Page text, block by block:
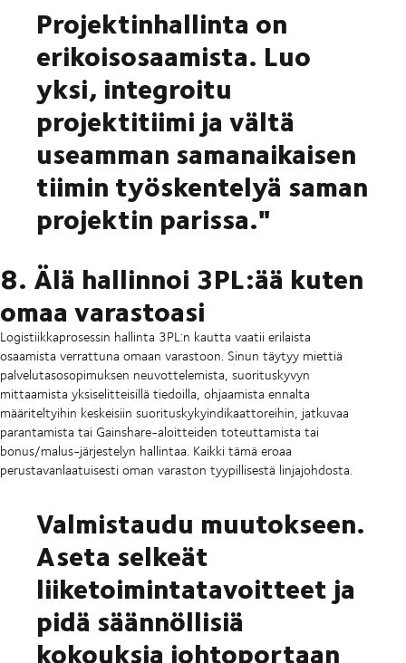
Projektinhallinta on
erikoisosaamista. Luo
yksi, integroitu
projektitiimi ja vältä
useamman samanaikaisen
tiimin työskentelyä saman
projektin parissa."
8. Älä hallinnoi 3PL:ää kuten
omaa varastoasi
Logistiikkaprosessin hallinta 3PL:n kautta vaatii erilaista
osaamista verrattuna omaan varastoon. Sinun täytyy miettiä
palvelutasosopimuksen neuvottelemista, suorituskyvyn
mittaamista yksiselitteisillä tiedoilla, ohjaamista ennalta
määriteltyihin keskeisiin suorituskykyindikaattoreihin, jatkuvaa
parantamista tai Gainshare-aloitteiden toteuttamista tai
bonus/malus-järjestelyn hallintaa. Kaikki tämä eroaa
perustavanlaatuisesti oman varaston tyypillisestä linjajohdosta.
Valmistaudu muutokseen.
Aseta selkeät
liiketoimintatavoitteet ja
pidä säännöllisiä
kokouksia johtoportaan